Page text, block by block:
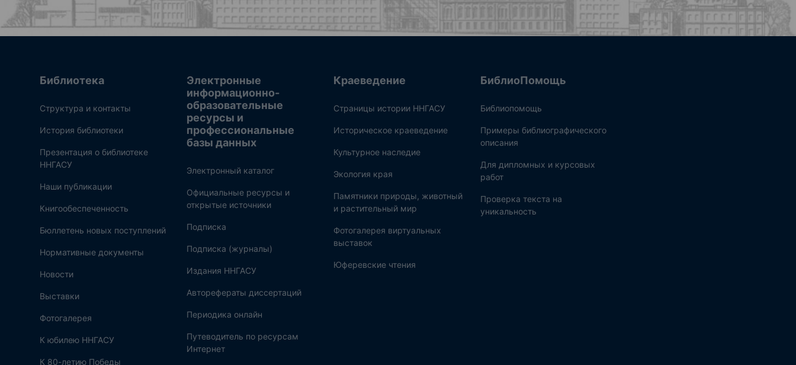
Библиотека
Структура и контакты
История библиотеки
Презентация о библиотеке
ННГАСУ
Наши публикации
Книгообеспеченность
Бюллетень новых поступлений
Нормативные документы
Новости
Выставки
Фотогалерея
К юбилею ННГАСУ
К 80-летию Победы
Электронные
информационно-
образовательные
ресурсы и
профессиональные
базы данных
Электронный каталог
Официальные ресурсы и
открытые источники
Подписка
Подписка (журналы)
Издания ННГАСУ
Авторефераты диссертаций
Периодика онлайн
Путеводитель по ресурсам
Интернет
Краеведение
Страницы истории ННГАСУ
Историческое краеведение
Культурное наследие
Экология края
Памятники природы, животный
и растительный мир
Фотогалерея виртуальных
выставок
Юферевские чтения
БиблиоПомощь
Библиопомощь
Примеры библиографического
описания
Для дипломных и курсовых
работ
Проверка текста на
уникальность